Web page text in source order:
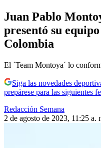
Juan Pablo
presentó su
Colombia
El ´Team Montoya´ lo
Siga las novedades
prepárese para las siguientes
Redacción Semana
2 de agosto de 2023, 11:25 a.